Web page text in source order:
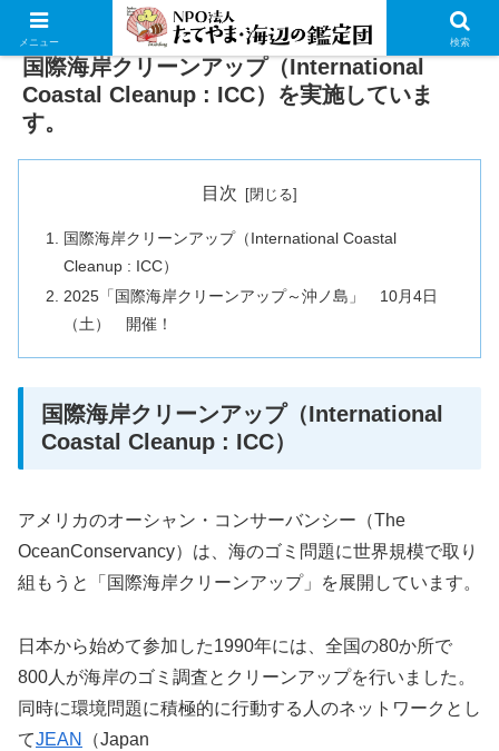
国際海岸クリーンアップ（International
Coastal Cleanup : ICC）を実施していま
す。
目次
国際海岸クリーンアップ（International Coastal
Cleanup : ICC）
2025「国際海岸クリーンアップ～沖ノ島」 10月4日
（土） 開催！
国際海岸クリーンアップ（International
Coastal Cleanup : ICC）
アメリカのオーシャン・コンサーバンシー（The
OceanConservancy）は、海のゴミ問題に世界規模で取り
組もうと「国際海岸クリーンアップ」を展開しています。
日本から始めて参加した1990年には、全国の80か所で
800人が海岸のゴミ調査とクリーンアップを行いました。
同時に環境問題に積極的に行動する人のネットワークとし
てJEAN
（Japan
メニュー 検索